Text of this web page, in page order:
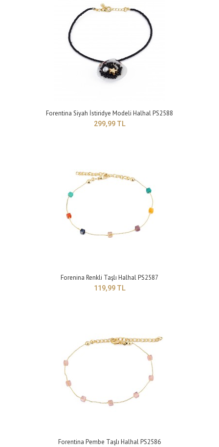
Forentina Beyaz Deniz Kabuğu Halhal PS2590
199,99 TL
Yapısı : BijuteriRenk : Turuncu Boyut : Ayarlanabilir model ..
Forentina Siyah İstiridye Modeli Halhal PS2588
299,99 TL
Forenina Renkli Taşlı Halhal PS2587
119,99 TL
Forentina Pembe Taşlı Halhal PS2586